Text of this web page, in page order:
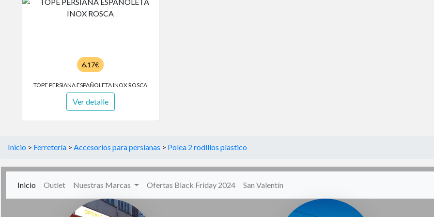
6.17€
TOPE PERSIANA ESPAÑOLETA INOX ROSCA
Ver detalle
Inicio > Ferretería > Accesorios para persianas > Polea 2 rodillos plastico
Inicio (current)
Outlet Nuestras Marcas Ofertas Black Friday 2024 San Valentín